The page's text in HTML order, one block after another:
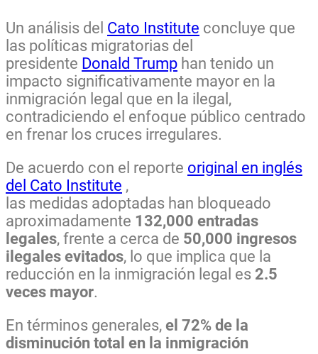
Un análisis del Cato Institute concluye que
las políticas migratorias del
presidente Donald Trump han tenido un
impacto significativamente mayor en la
inmigración legal que en la ilegal,
contradiciendo el enfoque público centrado
en frenar los cruces irregulares.
De acuerdo con el reporte original en inglés
del Cato Institute ,
las medidas adoptadas han bloqueado
aproximadamente 132,000 entradas
legales, frente a cerca de 50,000 ingresos
ilegales evitados, lo que implica que la
reducción en la inmigración legal es 2.5
veces mayor.
En términos generales, el 72% de la
disminución total en la inmigración